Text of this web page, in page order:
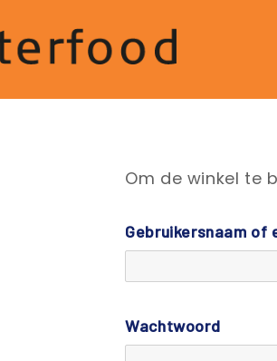
Om de winkel te
Gebruikersnaam of
Wachtwoord